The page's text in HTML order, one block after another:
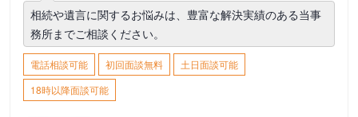
相続や遺言に関するお悩みは、豊富な解決実績のある当事
務所までご相談ください。
電話相談可能 初回面談無料
土日面談可能
18時以降面談可能